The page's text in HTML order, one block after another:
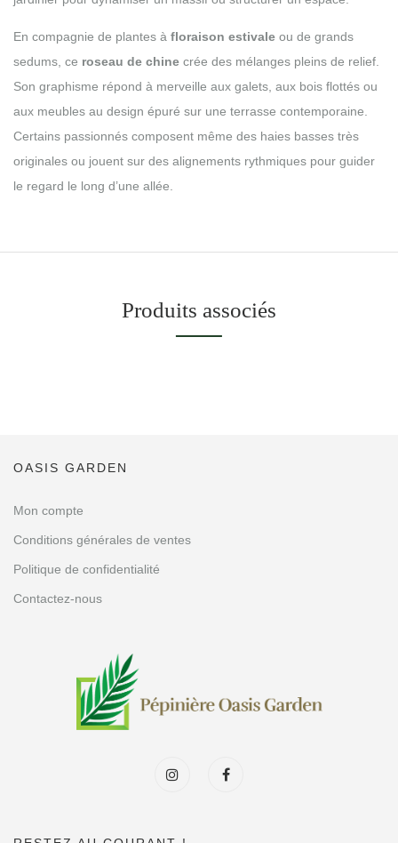
En compagnie de plantes à floraison estivale ou de grands
sedums, ce roseau de chine crée des mélanges pleins de relief.
Son graphisme répond à merveille aux galets, aux bois flottés ou
aux meubles au design épuré sur une terrasse contemporaine.
Certains passionnés composent même des haies basses très
originales ou jouent sur des alignements rythmiques pour guider
le regard le long d’une allée.
Produits associés
OASIS GARDEN
Mon compte
Conditions générales de ventes
Politique de confidentialité
Contactez-nous